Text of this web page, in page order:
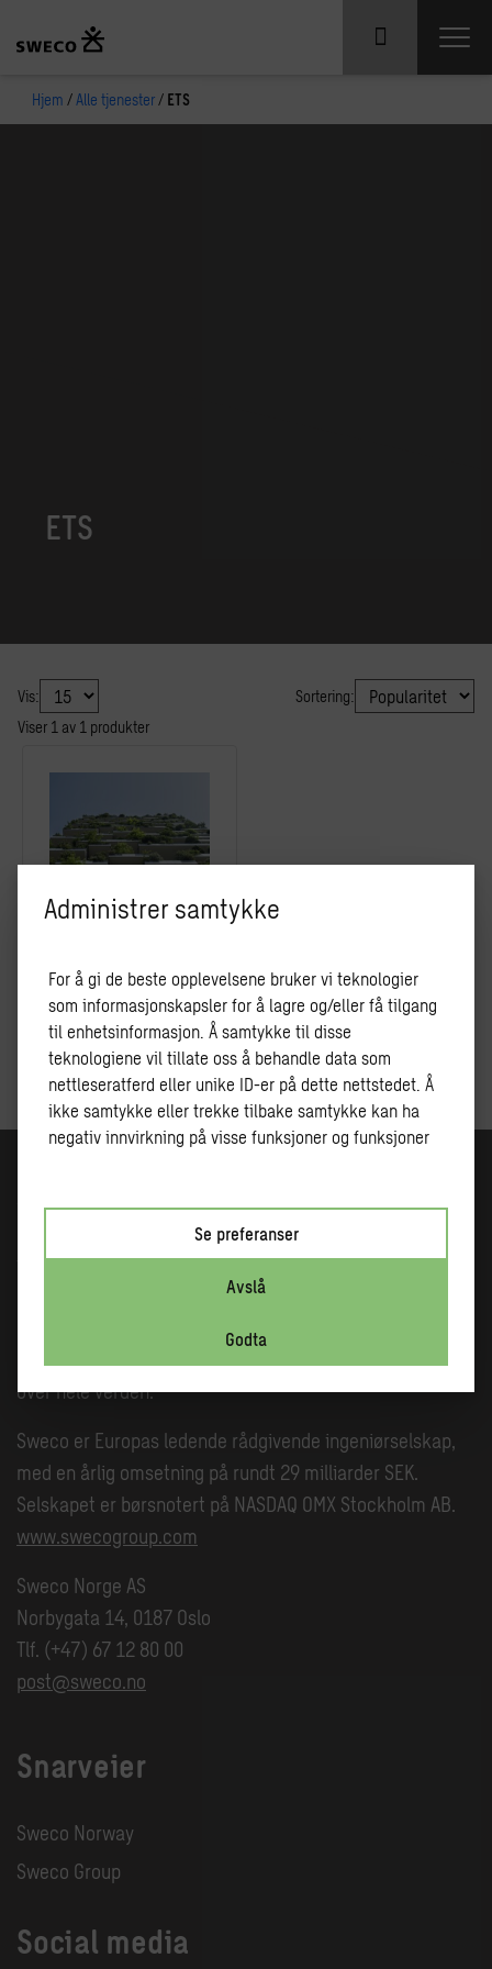
Administrer samtykke
For å gi de beste opplevelsene bruker vi teknologier
som informasjonskapsler for å lagre og/eller få tilgang
til enhetsinformasjon. Å samtykke til disse
teknologiene vil tillate oss å behandle data som
nettleseratferd eller unike ID-er på dette nettstedet. Å
ikke samtykke eller trekke tilbake samtykke kan ha
negativ innvirkning på visse funksjoner og funksjoner
Godta
Avslå
Se preferanser
Hjem /Alle tjenester / ETS
ETS
Viser 1 av 1 produkter
Vis: Sortering:
Ta kontakt for tilbud eller mer informasjon
Resultatet av arbeidet vårt er bærekraftige bygg, effektiv
infrastruktur og tilgang til strøm og rent vann. Vi har 22
000 medarbeidere i Nord-Europa som sørger for at
kundene våre får riktig ekspertise til alle typer
over hele verden.
Sweco er Europas ledende rådgivende ingeniørselskap,
med en årlig omsetning på rundt 29 milliarder SEK.
Selskapet er børsnotert på NASDAQ OMX Stockholm AB.
www.swecogroup.com
Sweco Norge AS
Norbygata 14, 0187 Oslo
Tlf. (+47) 67 12 80 00
post@sweco.no
Snarveier
Sweco Norway
Sweco Group
Social media